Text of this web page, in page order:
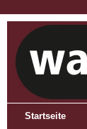
Startseite